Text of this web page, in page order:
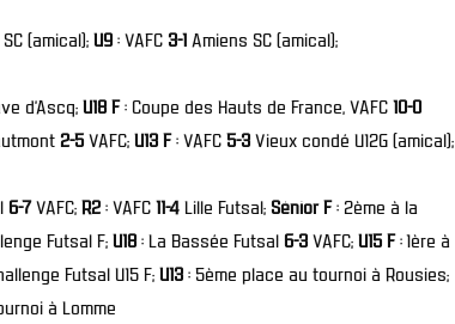
(amical); U9 : VAFC 3-1 Amiens SC (amical);
d’Ascq; U18 F: Coupe des Hauts de France, VAFC 10-0
2-5 VAFC; U13 F: VAFC 5-3 Vieux condé U12G (amical);
6-7VAFC; R2 : VAFC 11-4 Lille Futsal; Sénior F: 2ème à la
Futsal F; U18 : La Bassée Futsal 6-3 VAFC; U15 F: 1ère à
Futsal U15 F;U13 : 5ème place au tournoi à Rousies;
à Lomme